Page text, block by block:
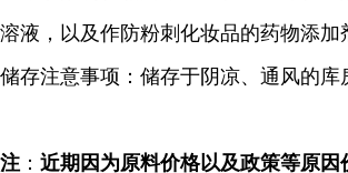
溶液，以及作防粉刺化妆品的药物添加
储存注意事项：储存于阴凉、通风的库
注 ： 近期因为原料价格以及政策等原因